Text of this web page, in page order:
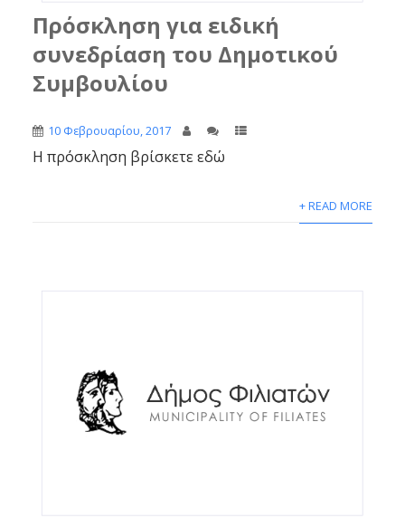
Πρόσκληση για ειδική
συνεδρίαση του Δημοτικού
Συμβουλίου
10 Φεβρουαρίου, 2017
Η πρόσκληση βρίσκετε εδώ
+ READ MORE